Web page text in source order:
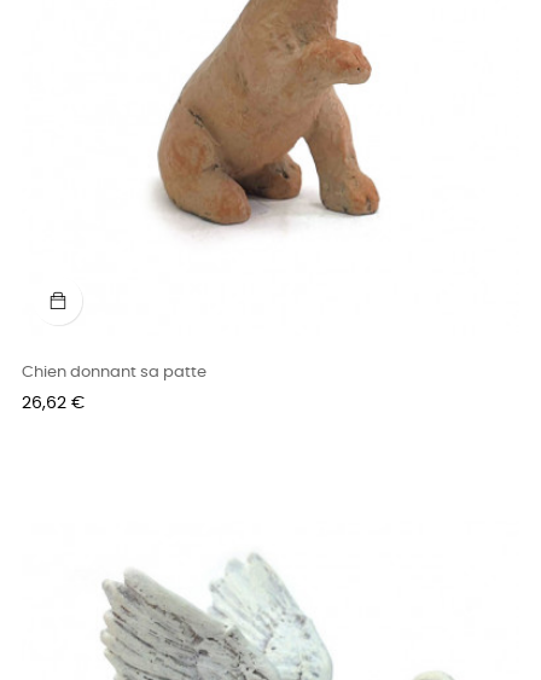
Chien donnant sa patte
Prix
26,62 €